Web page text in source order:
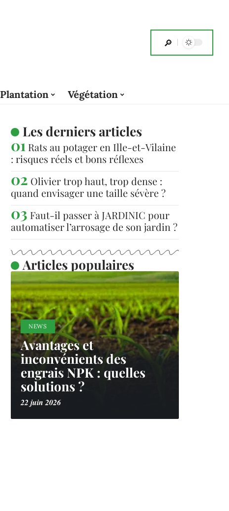
Plantation Végétation
Les derniers articles
Rats au potager en Ille-et-Vilaine
: risques réels et bons réflexes
Olivier trop haut, trop dense :
quand envisager une taille sévère ?
Faut-il passer à JARDINIC pour
automatiser l’arrosage de son jardin ?
Articles populaires
NEWS
Avantages et
inconvénients des
engrais NPK : quelles
solutions ?
22 juin 2026